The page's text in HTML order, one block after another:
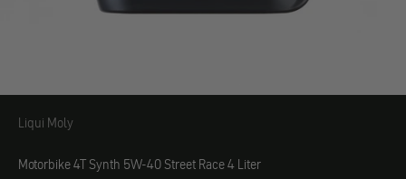
Liqui Moly
Liqui Moly
Motorbike 4T Synth 5W-40 Street Race 4 Liter